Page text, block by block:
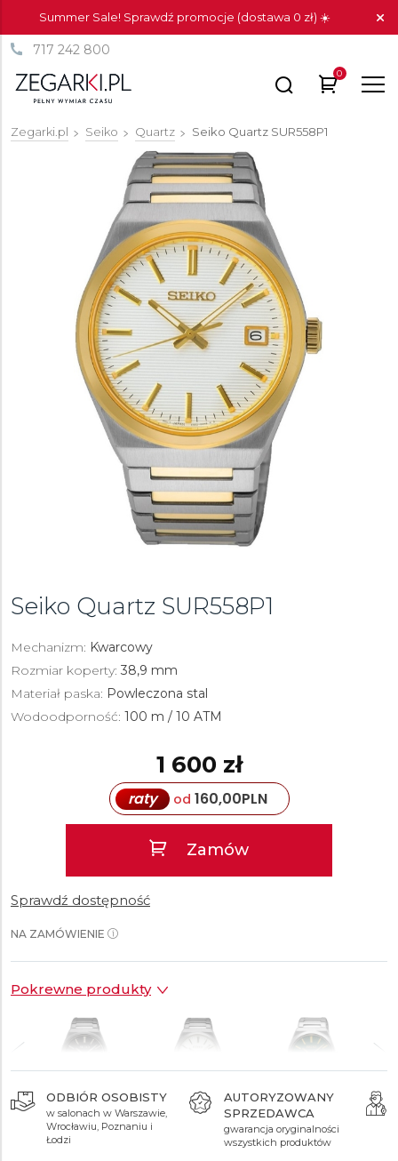
Summer Sale! Sprawdź promocje (dostawa 0 zł) ☀️
717 242 800
0
Zegarki.pl Seiko Quartz Seiko Quartz SUR558P1
Seiko Quartz SUR558P1
Mechanizm: Kwarcowy
Rozmiar koperty: 38,9 mm
Materiał paska: Powleczona stal
Wodoodporność: 100 m / 10 ATM
1 600 zł
raty od 160,00PLN
Zamów
Sprawdź dostępność
NA ZAMÓWIENIE
Pokrewne produkty
1 400 zł 1 400 zł
ODBIÓR OSOBISTY
w salonach w Warszawie,
Wrocławiu, Poznaniu i
Łodzi
AUTORYZOWANY
SPRZEDAWCA
gwarancja oryginalności
wszystkich produktów